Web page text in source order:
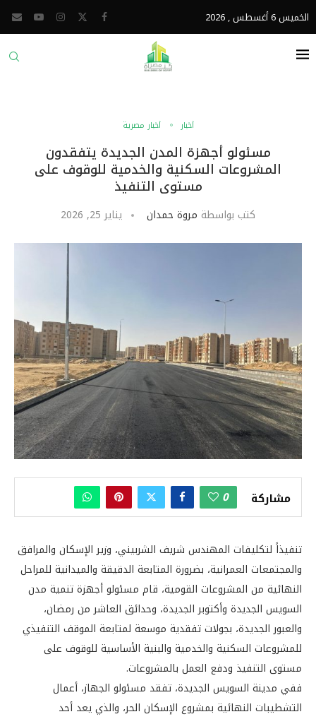
الخميس 6 أغسطس , 2026
أخبار أخبار مصرية
مسئولو أجهزة المدن الجديدة يتفقدون
المشروعات السكنية والخدمية للوقوف على
مستوى التنفيذ
كتب بواسطة مروة حمدان يناير 25, 2026
مشاركة 0
تنفيذاً لتكليفات المهندس شريف الشربيني، وزير الإسكان والمرافق
والمجتمعات العمرانية، بضرورة المتابعة الدقيقة والميدانية للمراحل
النهائية من المشروعات القومية، قام مسئولو أجهزة تنمية مدن
السويس الجديدة وأكتوبر الجديدة، وحدائق العاشر من رمضان،
والعبور الجديدة، بجولات تفقدية موسعة لمتابعة الموقف التنفيذي
للمشروعات السكنية والخدمية والبنية الأساسية للوقوف على
مستوى التنفيذ ودفع العمل بالمشروعات.
ففي مدينة السويس الجديدة، تفقد مسئولو الجهاز، أعمال
التشطيبات النهائية بمشروع الإسكان الحر، والذي يعد أحد